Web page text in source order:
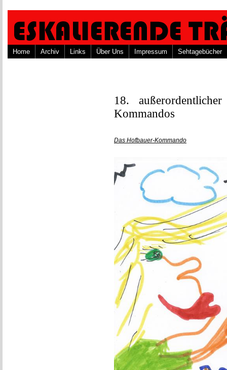
Home Archiv Links Über Uns Impressum Sehtagebücher
18.
Kommandos
Das Hofbauer-Kommando